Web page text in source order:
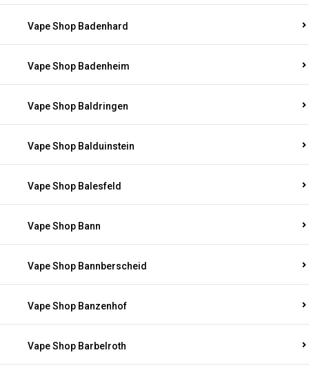
Vape Shop Badenhard
Vape Shop Badenheim
Vape Shop Baldringen
Vape Shop Balduinstein
Vape Shop Balesfeld
Vape Shop Bann
Vape Shop Bannberscheid
Vape Shop Banzenhof
Vape Shop Barbelroth